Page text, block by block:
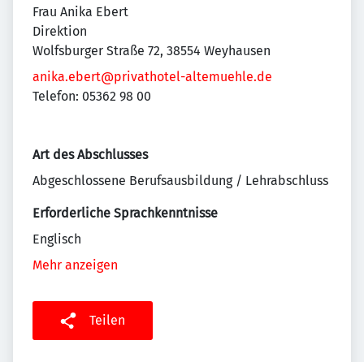
Frau Anika Ebert
Direktion
Wolfsburger Straße 72, 38554 Weyhausen
anika.ebert@privathotel-altemuehle.de
Telefon: 05362 98 00
Art des Abschlusses
Abgeschlossene Berufsausbildung / Lehrabschluss
Erforderliche Sprachkenntnisse
Englisch
Mehr anzeigen
Teilen